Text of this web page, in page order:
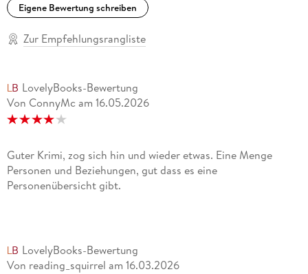
Eigene Bewertung schreiben
Zur Empfehlungsrangliste
LovelyBooks-Bewertung
Von ConnyMc am 16.05.2026
Guter Krimi, zog sich hin und wieder etwas. Eine Menge
Personen und Beziehungen, gut dass es eine
Personenübersicht gibt.
LovelyBooks-Bewertung
Von reading_squirrel am 16.03.2026